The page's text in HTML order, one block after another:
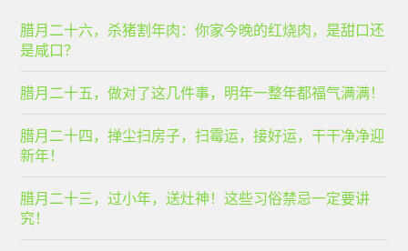
腊月二十六，杀猪割年肉：你家今晚的红烧肉，是甜口还
是咸口？
腊月二十五，做对了这几件事，明年一整年都福气满满！
腊月二十四，掸尘扫房子，扫霉运，接好运，干干净净迎
新年！
腊月二十三，过小年，送灶神！这些习俗禁忌一定要讲
究！